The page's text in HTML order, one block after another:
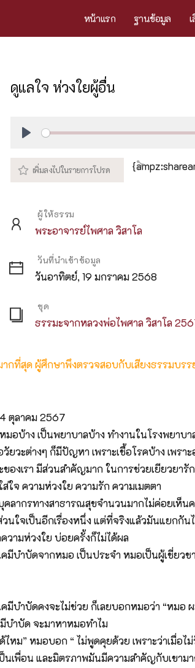
หน้าแรก ฐานข้อมูล
ดูแลใจ ห่วงใยผู้อื่น
ผู้ให้ธรรม
พระอาจารย์ไพศาล วิสาโล
วันที่นำเข้าข้อมูล
วันอาทิตย์, 19 มกราคม 2568
ชุด
ธรรมะจากหลวงพ่อไพศาล วิสาโล
กที่สุด ผู้ศึกษาพึงตรวจสอบกับเสียงธรรมบร
ตุลาคม 2567
บ้าง เป็นพยาบาลบ้าง ทำงานในโรงพยาบ
ะต่างๆ ก็มีปัญหา เพราะเชื้อโรคบ้าง เพราะ
องเรา มีส่วนสำคัญมาก ในการช่วยเยียวย
ใจ ความห่วงใย ความรัก ความเมตตา
ากรทางสาธารณสุขจำนวนมากไม่ค่อยเห็
นใจเป็นอีกเรื่องหนึ่ง แต่ที่จริงแล้วมันแยกกัน
วามห่วงใย บ่อยครั้งก็ไม่ได้ผล
มีบำบัดจากหมอ เป็นประจำ หมอเป็นผู้เชี่ย
มีบำบัดคงจะไม่ช่วย ก็เลยบอกหมอว่า “หม
บำบัด จะมาหาหมอทำไม
ม” หมอบอก “ ไม่พูดคุยด้วย เพราะว่าเมื่อ
พื่อน และมิตรภาพมันมีความสำคัญกับเขามา